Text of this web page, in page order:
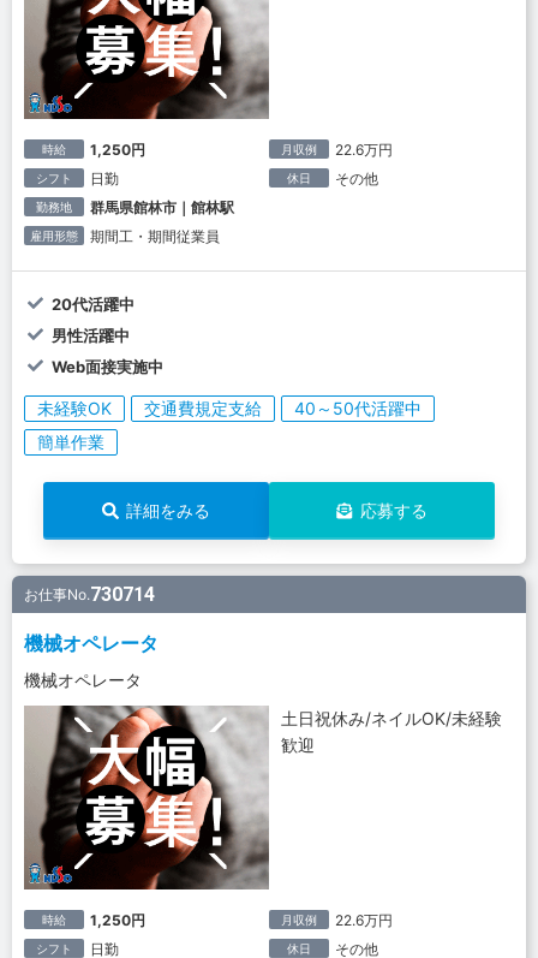
時給 1,250円 月収例 22.6万円
シフト 日勤 休日 その他
勤務地 群馬県館林市｜館林駅
雇用形態 期間工・期間従業員
20代活躍中
男性活躍中
Web面接実施中
未経験OK 交通費規定支給
40～50代活躍中
簡単作業
詳細をみる 応募する
お仕事No.730714
機械オペレータ
機械オペレータ
土日祝休み/ネイルOK/未経験
歓迎
時給 1,250円 月収例 22.6万円
シフト 日勤 休日 その他